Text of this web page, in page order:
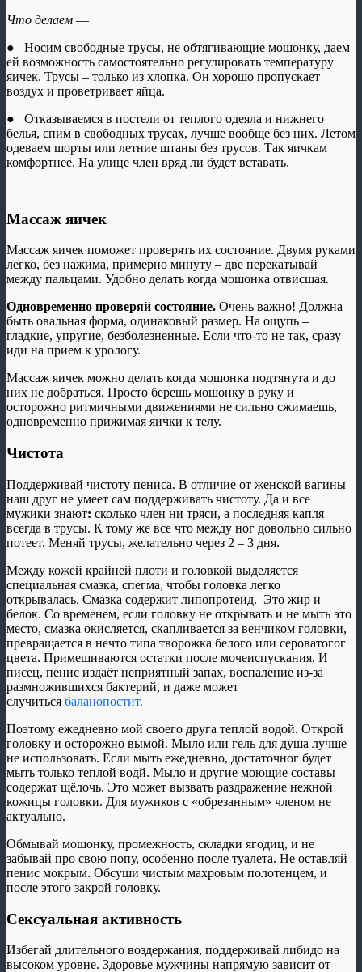
Что делаем —
● Носим свободные трусы, не обтягивающие мошонку, даем
ей возможность самостоятельно регулировать температуру
яичек. Трусы – только из хлопка. Он хорошо пропускает
воздух и проветривает яйца.
● Отказываемся в постели от теплого одеяла и нижнего
белья, спим в свободных трусах, лучше вообще без них. Летом
одеваем шорты или летние штаны без трусов. Так яичкам
комфортнее. На улице член вряд ли будет вставать.
Массаж яичек
Массаж яичек поможет проверять их состояние. Двумя руками
легко, без нажима, примерно минуту – две перекатывай
между пальцами. Удобно делать когда мошонка отвисшая.
Одновременно проверяй состояние. Очень важно! Должна
быть овальная форма, одинаковый размер. На ощупь –
гладкие, упругие, безболезненные. Если что-то не так, сразу
иди на прием к урологу.
Массаж яичек можно делать когда мошонка подтянута и до
них не добраться. Просто берешь мошонку в руку и
осторожно ритмичными движениями не сильно сжимаешь,
одновременно прижимая яички к телу.
Чистота
Поддерживай чистоту пениса. В отличие от женской вагины
наш друг не умеет сам поддерживать чистоту. Да и все
мужики знают: сколько член ни тряси, а последняя капля
всегда в трусы. К тому же все что между ног довольно сильно
потеет. Меняй трусы, желательно через 2 – 3 дня.
Между кожей крайней плоти и головкой выделяется
специальная смазка, спегма, чтобы головка легко
открывалась. Смазка содержит липопротеид. Это жир и
белок. Со временем, если головку не открывать и не мыть это
место, смазка окисляется, скапливается за венчиком головки,
превращается в нечто типа творожка белого или сероватогог
цвета. Примешиваются остатки после мочеиспускания. И
писец, пенис издаёт неприятный запах, воспаление из-за
размножившихся бактерий, и даже может
случиться баланопостит.
Поэтому ежедневно мой своего друга теплой водой. Открой
головку и осторожно вымой. Мыло или гель для душа лучше
не использовать. Если мыть ежедневно, достаточног будет
мыть только теплой водй. Мыло и другие моющие составы
содержат щёлочь. Это может вызвать раздражение нежной
кожицы головки. Для мужиков с «обрезанным» членом не
актуально.
Обмывай мошонку, промежность, складки ягодиц, и не
забывай про свою попу, особенно после туалета. Не оставляй
пенис мокрым. Обсуши чистым махровым полотенцем, и
после этого закрой головку.
Сексуальная активность
Избегай длительного воздержания, поддерживай либидо на
высоком уровне. Здоровье мужчины напрямую зависит от